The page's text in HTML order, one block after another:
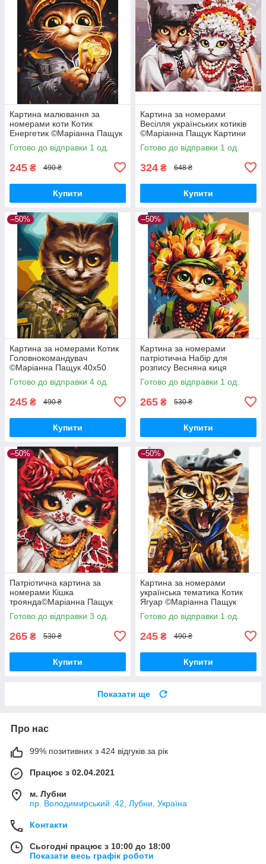
Картина малювання за
номерами коти Котик
Енергетик ©Маріанна Пащук
BrushMe BS53441
Готово до відправки 1 од.
245 ₴ 490 ₴
Купити
Картина за номерами
Весілля українських котиків
©Маріанна Пащук Картини
Патріотичні на полотні 40х50
BrushMe BS53340
Готово до відправки 1 од.
324 ₴ 648 ₴
Купити
–50%
Картина за номерами Котик
Головнокомандувач
©Маріанна Пащук 40х50
BrushMe BS53427
Готово до відправки 4 од.
245 ₴ 490 ₴
Купити
–50%
Картина за номерами
патріотична Набір для
розпису Весняна киця
©Маріанна Пащук Полотно
на підрамнику 40x50
Готово до відправки 1 од.
265 ₴ 530 ₴
Купити
–50%
Патріотична картина за
номерами Кішка
троянда©Маріанна Пащук
Картини за номерами котики
40х50см BrushMe BS53351
Готово до відправки 3 од.
265 ₴ 530 ₴
Купити
–50%
Картина за номерами
українська тематика Котик
Ягуар ©Маріанна Пащук
Патріотична BrushMe
BS53464
Готово до відправки 1 од.
245 ₴ 490 ₴
Купити
Показати ще
Про нас
99% позитивних з 424 відгуків за рік
Працює з 02.04.2021
м. Лубни
пр. Володимирський ,42, Лубни, Україна
Контакти
Сьогодні працює з 10:00 до 18:00
Показати весь графік роботи